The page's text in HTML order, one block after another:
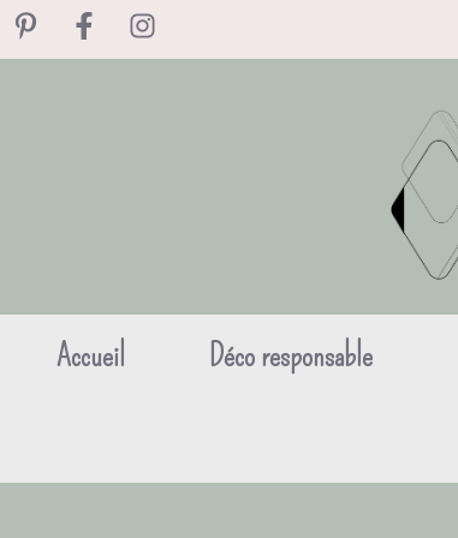
Aller
au
Accueil Déco responsable